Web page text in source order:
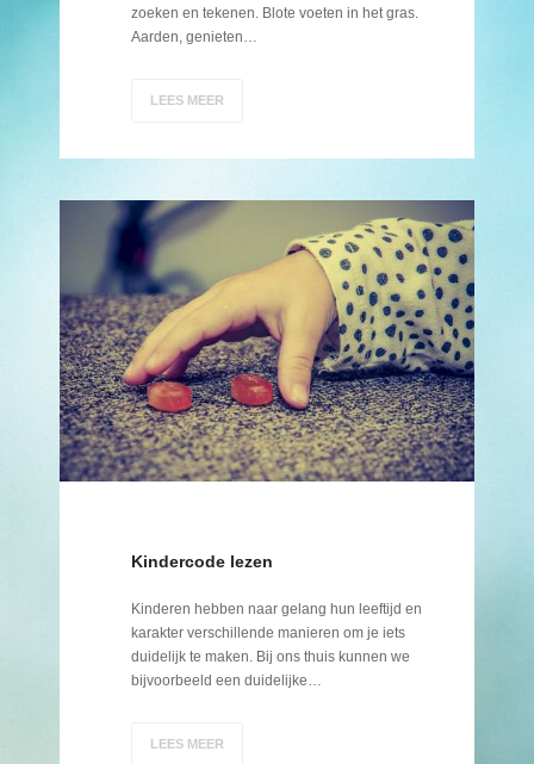
zoeken en tekenen. Blote voeten in het gras.
Aarden, genieten…
LEES MEER
Kindercode lezen
Kinderen hebben naar gelang hun leeftijd en
karakter verschillende manieren om je iets
duidelijk te maken. Bij ons thuis kunnen we
bijvoorbeeld een duidelijke…
LEES MEER